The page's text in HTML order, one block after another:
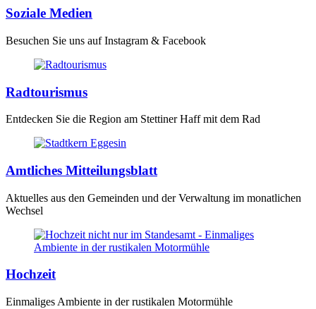
Soziale Medien
Besuchen Sie uns auf Instagram & Facebook
Radtourismus
Entdecken Sie die Region am Stettiner Haff mit dem Rad
Amtliches Mitteilungsblatt
Aktuelles aus den Gemeinden und der Verwaltung im monatlichen
Wechsel
Hochzeit
Einmaliges Ambiente in der rustikalen Motormühle